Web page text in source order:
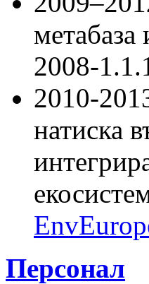
2008-
2010-
натиска
Персонал